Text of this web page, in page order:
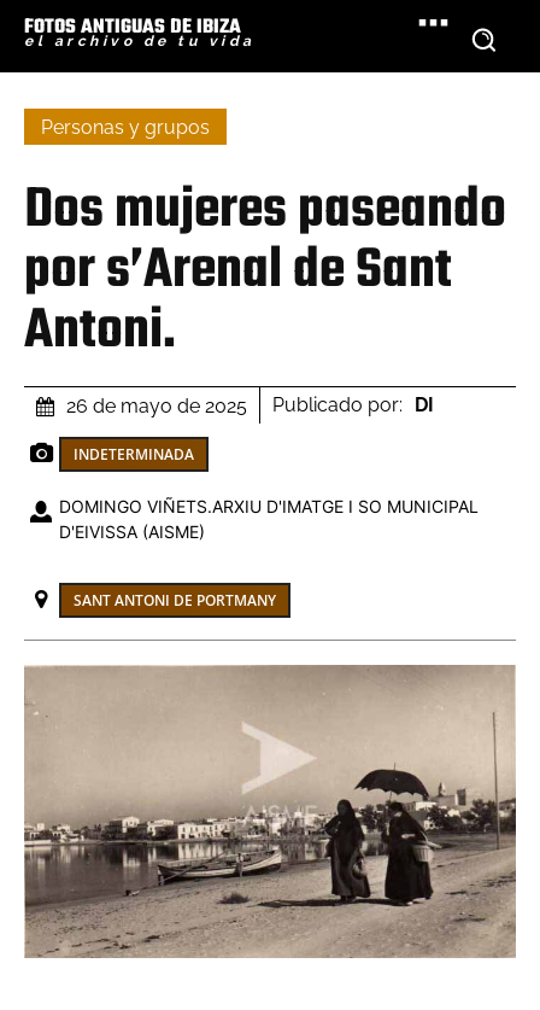
FOTOS ANTIGUAS DE IBIZA
el archivo de tu vida
Personas y grupos
Dos mujeres paseando
por s’Arenal de Sant
Antoni.
26 de mayo de 2025 Publicado por: DI
INDETERMINADA
DOMINGO VIÑETS.ARXIU D'IMATGE I SO MUNICIPAL
D'EIVISSA (AISME)
SANT ANTONI DE PORTMANY